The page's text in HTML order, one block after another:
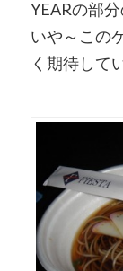
YEARの部
いや～この
く期待して